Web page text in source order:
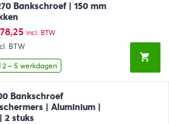
Bankschroef | 150 mm
prijs
78,25Huidige
prijs
is:
€78,25.
incl. BTW
BTW
2 – 5 werkdagen
Bankschroef
| Aluminium |
2 stuks